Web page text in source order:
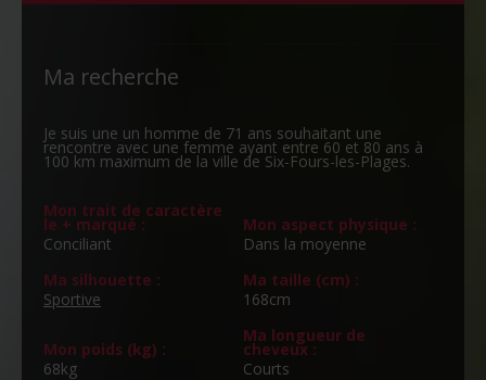
Ma recherche
Je suis une un homme de 71 ans souhaitant une
rencontre avec une femme ayant entre 60 et 80 ans à
100 km maximum de la ville de Six-Fours-les-Plages.
Mon trait de caractère
le + marqué :
Conciliant
Mon aspect physique :
Dans la moyenne
Ma silhouette :
Sportive
Ma taille (cm) :
168cm
Mon poids (kg) :
68kg
Ma longueur de
cheveux :
Courts